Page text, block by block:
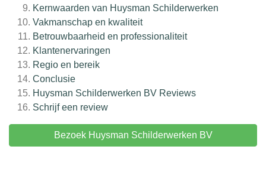
Kernwaarden van Huysman Schilderwerken
Vakmanschap en kwaliteit
Betrouwbaarheid en professionaliteit
Klantenervaringen
Regio en bereik
Conclusie
Huysman Schilderwerken BV Reviews
Schrijf een review
Bezoek Huysman Schilderwerken BV